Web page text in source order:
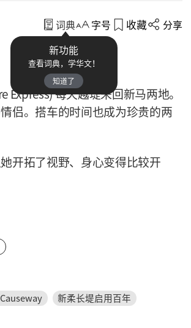
词典
新功能
查看词典，学华文！
知道了
字号 收藏 分享
每天越堤来回新马两地。
侣。搭车的时间也成为珍贵的两
开拓了视野、身心变得比较开
新柔长堤启用百年